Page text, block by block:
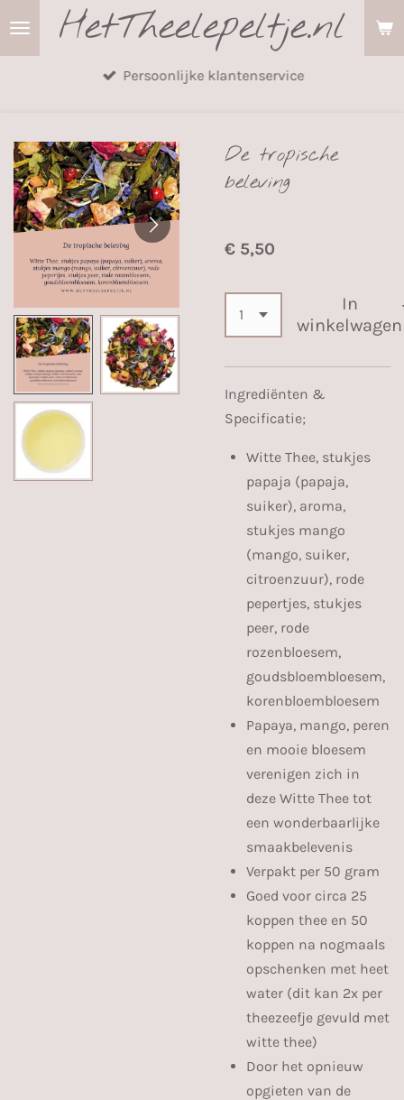
Ga
HetTheelepeltje.nl
Persoonlijke klantenservice
De tropische
beleving
€ 5,50
In
winkelwagen
Ingrediënten &
Specificatie;
Witte Thee, stukjes
papaja (papaja,
suiker), aroma,
stukjes mango
(mango, suiker,
citroenzuur), rode
pepertjes, stukjes
peer, rode
rozenbloesem,
goudsbloembloesem,
korenbloembloesem
Papaya, mango, peren
en mooie bloesem
verenigen zich in
deze Witte Thee tot
een wonderbaarlijke
smaakbelevenis
Verpakt per 50 gram
Goed voor circa 25
koppen thee en 50
koppen na nogmaals
opschenken met heet
water (dit kan 2x per
theezeefje gevuld met
witte thee)
Door het opnieuw
opgieten van de